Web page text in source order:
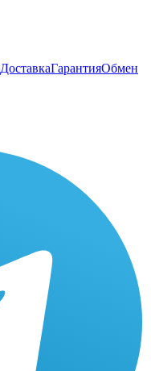
ДоставкаГарантияОбмен